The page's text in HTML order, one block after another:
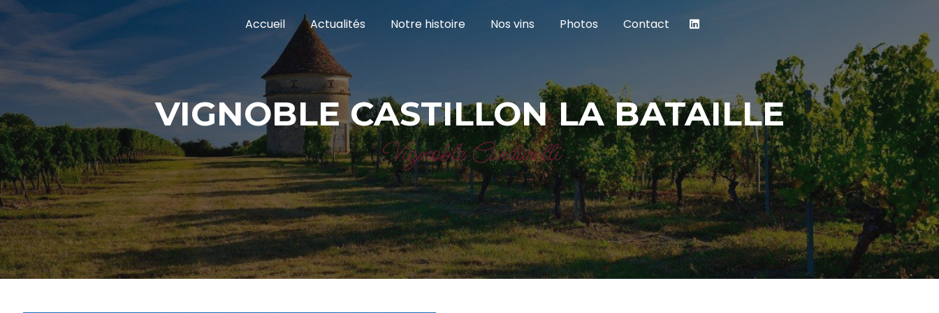
Accueil Actualités Notre histoire Nos vins Photos Contact
VIGNOBLE CASTILLON LA BATAILLE
Vignoble Cardarelli
Panneau de gestion des cookies